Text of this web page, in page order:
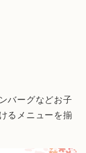
バーグなどお子
るメニューを揃